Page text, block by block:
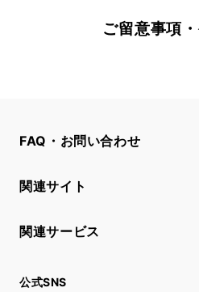
ご留意事項
FAQ・お問い合わせ
関連サイト
関連サービス
公式SNS